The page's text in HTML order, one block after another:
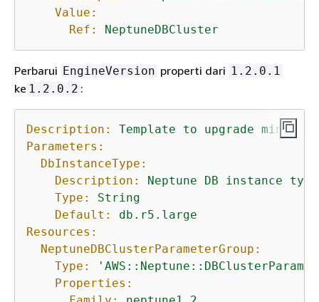
Value:
Ref:
NeptuneDBCluster
Perbarui EngineVersion properti dari 1.2.0.1
ke 1.2.0.2 :
Description: Template to upgrade minor
Parameters:
DbInstanceType:
Description:
Neptune DB instance
type
Type:
String
Default:
db.r5.large
Resources:
NeptuneDBClusterParameterGroup:
Type:
Properties: